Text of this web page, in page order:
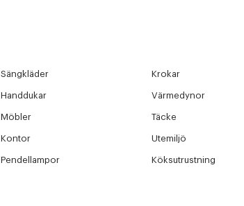
Sängkläder Krokar
Handdukar Värmedynor
Möbler Täcke
Kontor Utemiljö
Pendellampor Köksutrustning